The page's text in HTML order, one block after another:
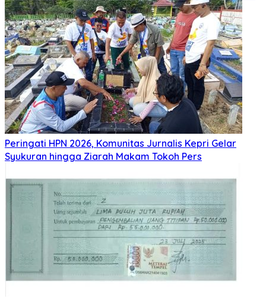
Peringati HPN 2026, Komunitas Jurnalis Kepri Gelar
Syukuran hingga Ziarah Makam Tokoh Pers